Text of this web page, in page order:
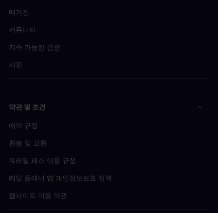
매거진
커뮤니티
지속 가능한 관광
지원
약관 및 조건
예약 규정
환불 및 교환
유레일 패스 이용 규정
레일 플래너 앱 개인정보보호 정책
웹사이트 이용 약관